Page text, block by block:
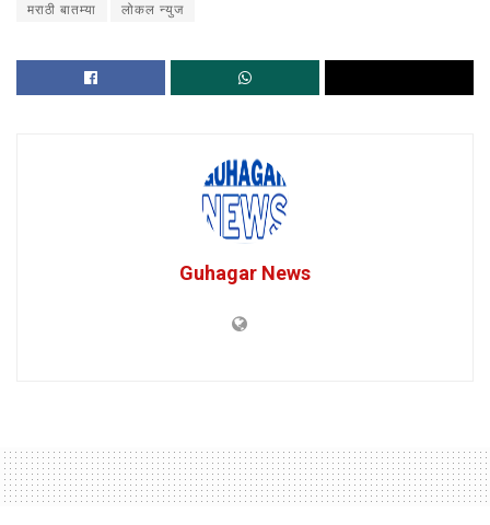
मराठी बातम्या लोकल न्युज
Guhagar News